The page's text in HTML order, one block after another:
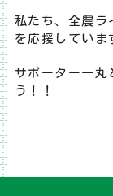
私たち、全農ラ
を応援していま
サポーター一丸
う！！